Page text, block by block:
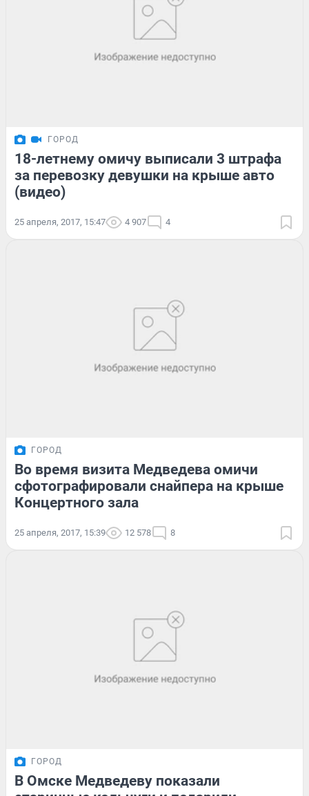
ГОРОД
18-летнему омичу выписали 3 штрафа
за перевозку девушки на крыше авто
(видео)
25 апреля, 2017, 15:47 4 907 4
ГОРОД
Во время визита Медведева омичи
сфотографировали снайпера на крыше
Концертного зала
25 апреля, 2017, 15:39 12 578 8
ГОРОД
В Омске Медведеву показали